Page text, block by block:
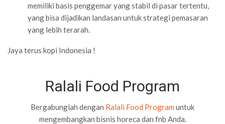
memiliki basis penggemar yang stabil di pasar tertentu,
yang bisa dijadikan landasan untuk strategi pemasaran
yang lebih terarah.
Jaya terus kopi Indonesia !
Ralali Food Program
Bergabunglah dengan Ralali Food Program untuk
mengembangkan bisnis horeca dan fnb Anda.